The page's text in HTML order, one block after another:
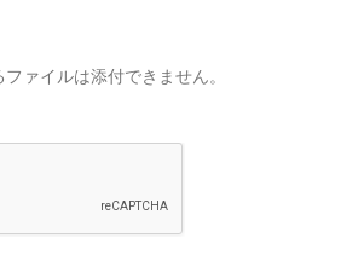
ファイルは添付できません。